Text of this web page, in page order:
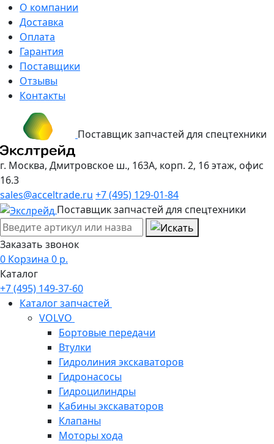
О компании
Доставка
Оплата
Гарантия
Поставщики
Отзывы
Контакты
Поставщик запчастей для спецтехники
г. Москва, Дмитровское ш., 163А, корп. 2, 16 этаж, офис
16.3
sales@acceltrade.ru +7 (495) 129-01-84
Поставщик запчастей для спецтехники
Заказать звонок
0 Корзина 0 р.
Каталог
+7 (495) 149-37-60
Каталог запчастей
VOLVO
Бортовые передачи
Втулки
Гидролиния экскаваторов
Гидронасосы
Гидроцилиндры
Кабины экскаваторов
Клапаны
Моторы хода